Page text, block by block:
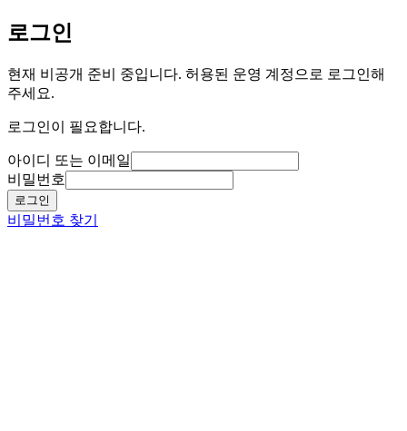
로그인
현재 비공개 준비 중입니다. 허용된 운영 계정으로 로그인해
주세요.
로그인이 필요합니다.
아이디 또는 이메일
비밀번호
로그인
비밀번호 찾기